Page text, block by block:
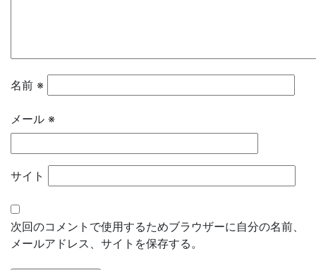
名前 ※
メール ※
サイト
次回のコメントで使用するためブラウザーに自分の名前、
メールアドレス、サイトを保存する。